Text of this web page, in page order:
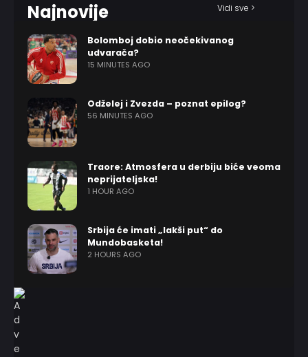
Najnovije Vidi sve >
Bolomboj dobio neočekivanog
udvarača?
15 MINUTES AGO
Odželej i Zvezda – poznat epilog?
56 MINUTES AGO
Traore: Atmosfera u derbiju biće veoma
neprijateljska!
1 HOUR AGO
Srbija će imati „lakši put“ do
Mundobasketa!
2 HOURS AGO